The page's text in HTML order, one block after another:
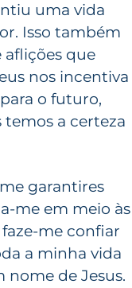
uma vida
Isso também
aflições que
nos incentiva
o futuro,
temos a certeza
garantires
me em meio às
me confiar
a minha vida
nome de Jesus.